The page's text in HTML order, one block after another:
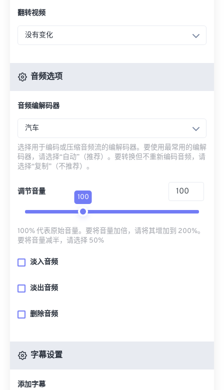
翻转视频
没有变化
音频选项
音频编解码器
汽车
选择用于编码或压缩音频流的编解码器。要使用最常用的编解
码器，请选择“自动”（推荐）。要转换但不重新编码音频，请
选择“复制”（不推荐）。
调节音量
100
100% 代表原始音量。要将音量加倍，请将其增加到 200%。
要将音量减半，请选择 50%
淡入音频
淡出音频
删除音频
字幕设置
添加字幕